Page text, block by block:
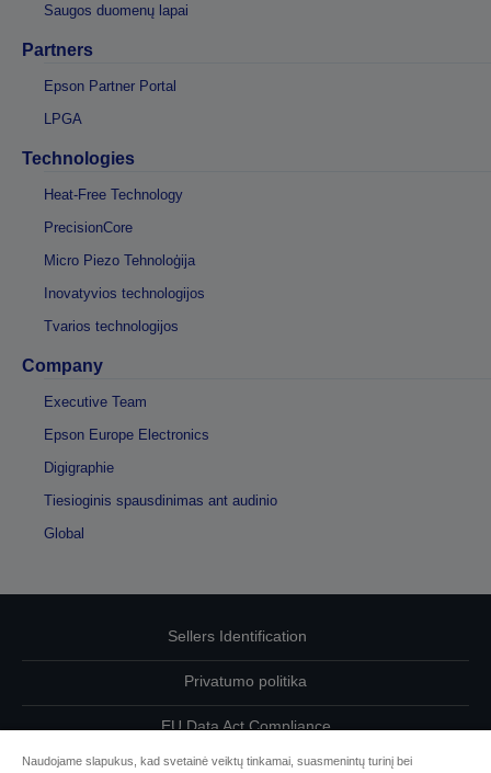
Saugos duomenų lapai
Partners
Epson Partner Portal
LPGA
Technologies
Heat-Free Technology
PrecisionCore
Micro Piezo Tehnoloģija
Inovatyvios technologijos
Tvarios technologijos
Company
Executive Team
Epson Europe Electronics
Digigraphie
Tiesioginis spausdinimas ant audinio
Global
Sellers Identification
Privatumo politika
EU Data Act Compliance
Naudojame slapukus, kad svetainė veiktų tinkamai, suasmenintų turinį bei